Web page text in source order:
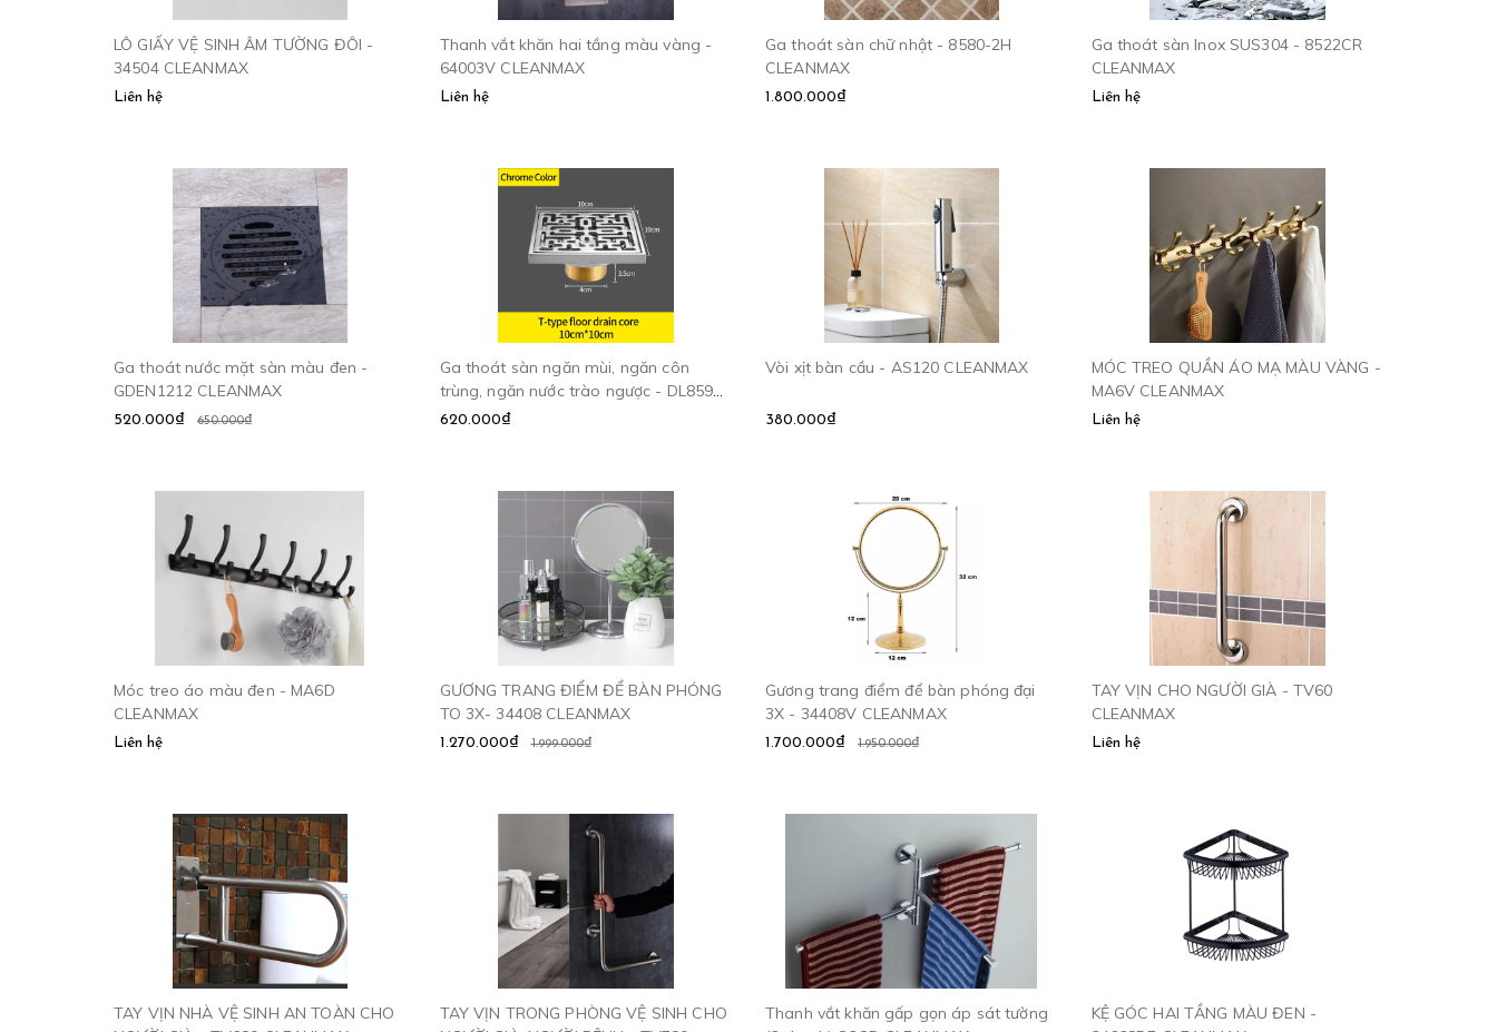
LÔ GIẤY VỆ SINH ÂM TƯỜNG ĐÔI -
34504 CLEANMAX
Liên hệ
Thanh vắt khăn hai tầng màu vàng -
64003V CLEANMAX
Liên hệ
Ga thoát sàn chữ nhật - 8580-2H
CLEANMAX
1.800.000₫
Ga thoát sàn Inox SUS304 - 8522CR
CLEANMAX
Liên hệ
Ga thoát nước mặt sàn màu đen -
GDEN1212 CLEANMAX
520.000₫ 650.000₫
Ga thoát sàn ngăn mùi, ngăn côn
trùng, ngăn nước trào ngược - DL8599
CLEANMAX
620.000₫
Vòi xịt bàn cầu - AS120 CLEANMAX
380.000₫
MÓC TREO QUẦN ÁO MẠ MÀU VÀNG -
MA6V CLEANMAX
Liên hệ
Móc treo áo màu đen - MA6D
CLEANMAX
Liên hệ
GƯƠNG TRANG ĐIỂM ĐỂ BÀN PHÓNG
TO 3X- 34408 CLEANMAX
1.270.000₫ 1.999.000₫
Gương trang điểm để bàn phóng đại
3X - 34408V CLEANMAX
1.700.000₫ 1.950.000₫
TAY VỊN CHO NGƯỜI GIÀ - TV60
CLEANMAX
Liên hệ
TAY VỊN NHÀ VỆ SINH AN TOÀN CHO
TAY VỊN TRONG PHÒNG VỆ SINH CHO
Thanh vắt khăn gấp gọn áp sát tường
KỆ GÓC HAI TẦNG MÀU ĐEN -